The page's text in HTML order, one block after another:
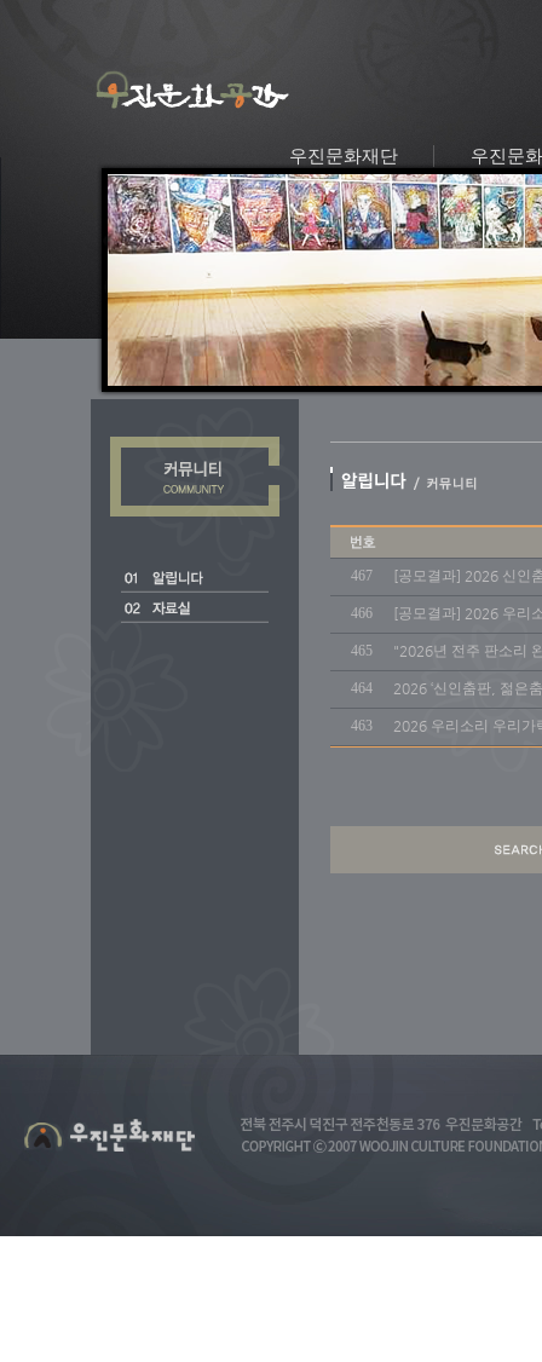
우진문화재단 우진문
467 [공모결과] 2026 신인
466 [공모결과] 2026 우리
465 "2026년 전주 판소리
464 2026 ‘신인춤판, 젊은
463 2026 우리소리 우리가